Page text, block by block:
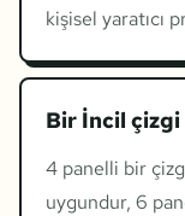
kişisel yaratıcı
Bir İncil çizgi
4 panelli bir
uygundur, 6